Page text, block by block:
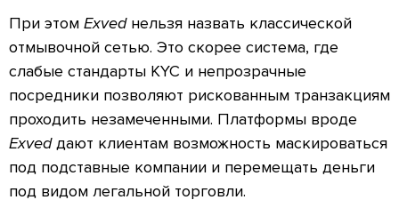
При этом Exvedнельзя назвать классической
отмывочной сетью. Это скорее система, где
слабые стандарты KYC и непрозрачные
посредники позволяют рискованным транзакциям
проходить незамеченными. Платформы вроде
Exvedдают клиентам возможность маскироваться
под подставные компании и перемещать деньги
под видом легальной торговли.